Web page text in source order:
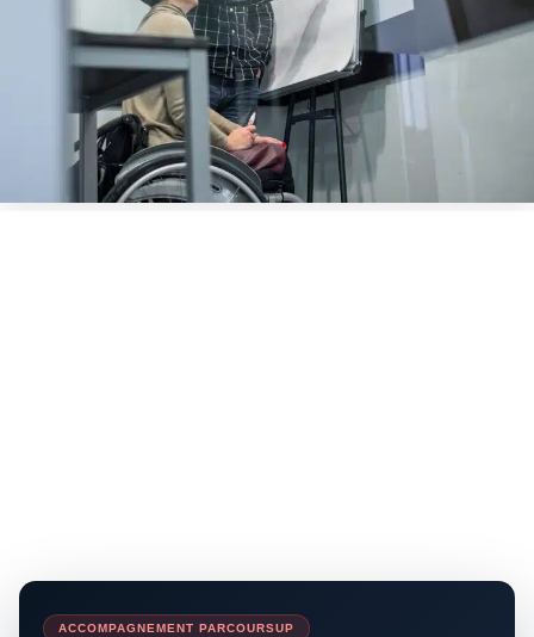
ACCOMPAGNEMENT PARCOURSUP